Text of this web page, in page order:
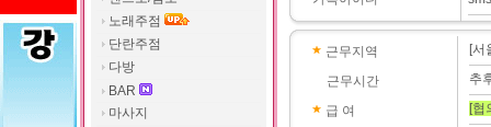
노래주점
단란주점
다방
BAR
마사지
근무지역
근무시간
급 여
[서
추
[협